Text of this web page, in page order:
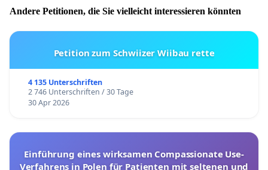
Andere Petitionen, die Sie vielleicht interessieren könnten
Petition zum Schwiizer Wiibau rette
4 135 Unterschriften
2 746 Unterschriften / 30 Tage
30 Apr 2026
Einführung eines wirksamen Compassionate Use-
Verfahrens in Polen für Patienten mit seltenen und